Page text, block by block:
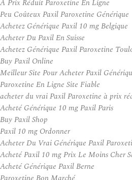
À Prix Réduit Paroxetine En Ligne
Peu Coûteux Paxil Paroxetine Générique
Achetez Générique Paxil 10 mg Belgique
Acheter Du Paxil En Suisse
Achetez Générique Paxil Paroxetine
Buy Paxil Online
Meilleur Site Pour Acheter Paxil
Paroxetine En Ligne Site Fiable
acheter du vrai Paxil Paroxetine à prix
Acheté Générique 10 mg Paxil Paris
Buy Paxil Shop
Paxil 10 mg Ordonner
Acheter Du Vrai Générique Paxil
Acheté Paxil 10 mg Prix Le Moins Cher
Acheté Générique Paxil Berne